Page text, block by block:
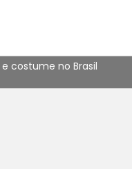
costume no Brasil